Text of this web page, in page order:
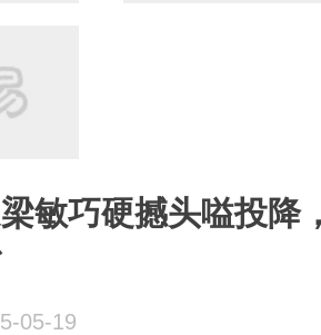
敏巧硬撼头嗌投降
05-19